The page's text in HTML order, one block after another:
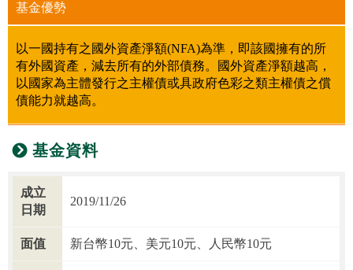
基金優勢
以一國持有之國外資產淨額(NFA)為準，即該國擁有的所
有外國資產，減去所有的外部債務。國外資產淨額越高，
以國家為主體發行之主權債或具政府色彩之類主權債之償
債能力就越高。
基金資料
成立
日期
2019/11/26
面值 新台幣10元、美元10元、人民幣10元